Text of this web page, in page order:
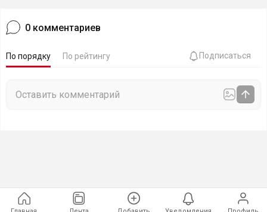
0 комментариев
По порядку По рейтингу Подписаться